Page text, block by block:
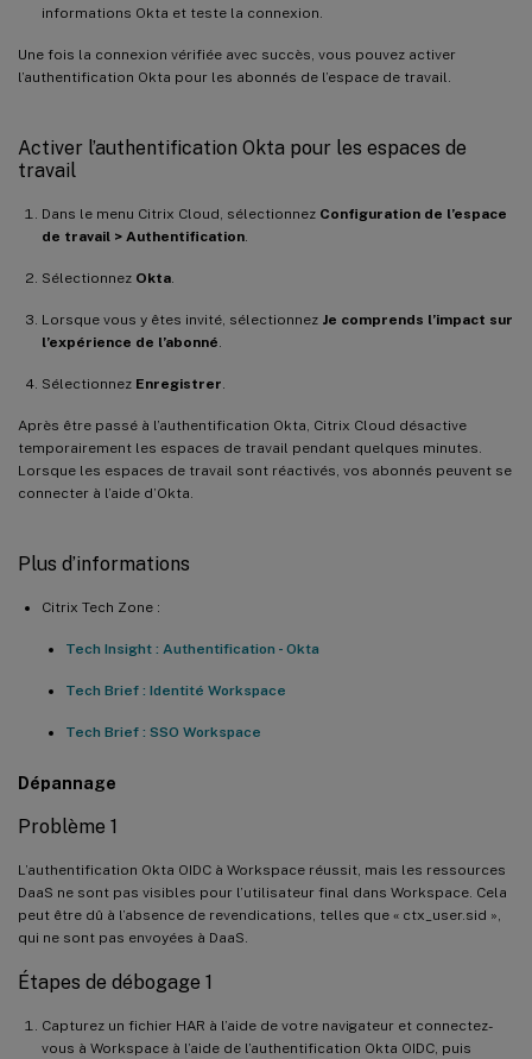
informations Okta et teste la connexion.
Une fois la connexion vérifiée avec succès, vous pouvez activer
l’authentification Okta pour les abonnés de l’espace de travail.
Activer l’authentification Okta pour les espaces de
travail
Dans le menu Citrix Cloud, sélectionnez Configuration de l’espace
de travail > Authentification.
Sélectionnez Okta.
Lorsque vous y êtes invité, sélectionnez Je comprends l’impact sur
l’expérience de l’abonné.
Sélectionnez Enregistrer.
Après être passé à l’authentification Okta, Citrix Cloud désactive
temporairement les espaces de travail pendant quelques minutes.
Lorsque les espaces de travail sont réactivés, vos abonnés peuvent se
connecter à l’aide d’Okta.
Plus d’informations
Citrix Tech Zone :
Tech Insight : Authentification - Okta
Tech Brief : Identité Workspace
Tech Brief : SSO Workspace
Dépannage
Problème 1
L’authentification Okta OIDC à Workspace réussit, mais les ressources
DaaS ne sont pas visibles pour l’utilisateur final dans Workspace. Cela
peut être dû à l’absence de revendications, telles que « ctx_user.sid »,
qui ne sont pas envoyées à DaaS.
Étapes de débogage 1
Capturez un fichier HAR à l’aide de votre navigateur et connectez-
vous à Workspace à l’aide de l’authentification Okta OIDC, puis